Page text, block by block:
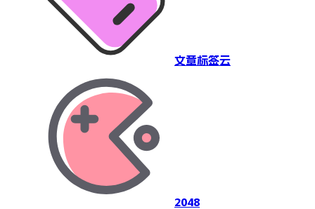
文章标签云
2048